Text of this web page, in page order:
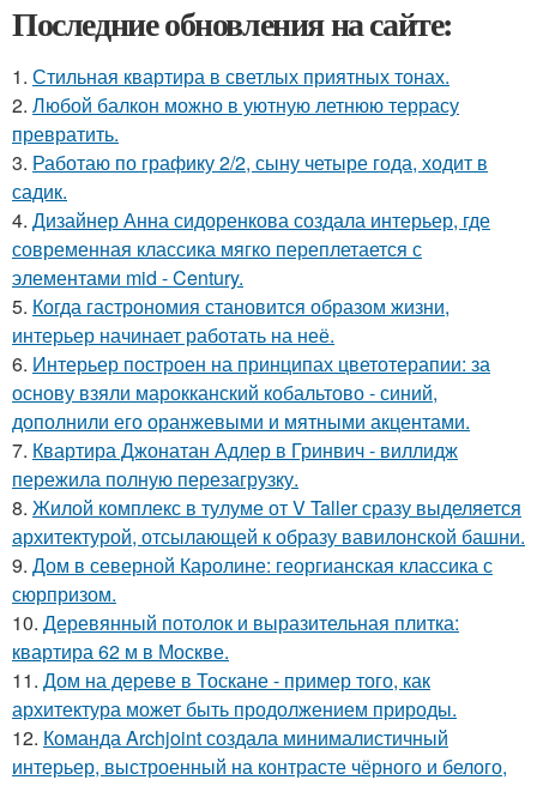
Последние обновления на сайте:
1. Стильная квартира в светлых приятных тонах.
2. Любой балкон можно в уютную летнюю террасу
превратить.
3. Работаю по графику 2/2, сыну четыре года, ходит в
садик.
4. Дизайнер Анна сидоренкова создала интерьер, где
современная классика мягко переплетается с
элементами mid - Century.
5. Когда гастрономия становится образом жизни,
интерьер начинает работать на неё.
6. Интерьер построен на принципах цветотерапии: за
основу взяли марокканский кобальтово - синий,
дополнили его оранжевыми и мятными акцентами.
7. Квартира Джонатан Адлер в Гринвич - виллидж
пережила полную перезагрузку.
8. Жилой комплекс в тулуме от V Taller сразу выделяется
архитектурой, отсылающей к образу вавилонской башни.
9. Дом в северной Каролине: георгианская классика с
сюрпризом.
10. Деревянный потолок и выразительная плитка:
квартира 62 м в Москве.
11. Дом на дереве в Тоскане - пример того, как
архитектура может быть продолжением природы.
12. Команда Archjoint создала минималистичный
интерьер, выстроенный на контрасте чёрного и белого,